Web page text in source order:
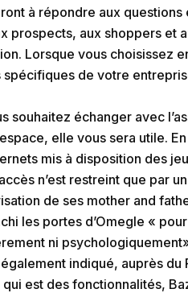
à répondre aux
prospects, aux shoppers et
Lorsque vous choisissez
de votre
souhaitez échanger avec
elle vous sera utile.
mis à disposition des
n’est restreint que par
de ses mother and
les portes d’Omegle «
ni
indiqué, auprès
est des fonctionnalités,